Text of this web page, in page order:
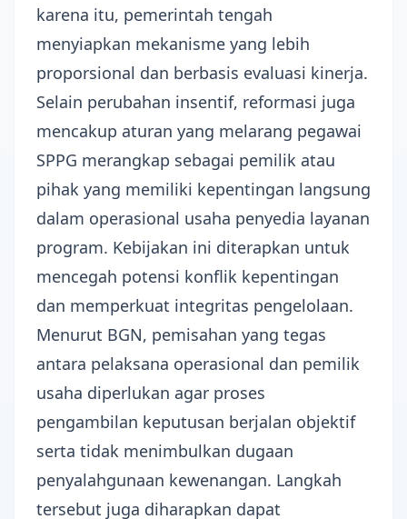
karena itu, pemerintah tengah
menyiapkan mekanisme yang lebih
proporsional dan berbasis evaluasi kinerja.
Selain perubahan insentif, reformasi juga
mencakup aturan yang melarang pegawai
SPPG merangkap sebagai pemilik atau
pihak yang memiliki kepentingan langsung
dalam operasional usaha penyedia layanan
program. Kebijakan ini diterapkan untuk
mencegah potensi konflik kepentingan
dan memperkuat integritas pengelolaan.
Menurut BGN, pemisahan yang tegas
antara pelaksana operasional dan pemilik
usaha diperlukan agar proses
pengambilan keputusan berjalan objektif
serta tidak menimbulkan dugaan
penyalahgunaan kewenangan. Langkah
tersebut juga diharapkan dapat